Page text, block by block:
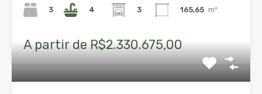
3
4
3
165,65 m²
A partir de R$2.330.675,00